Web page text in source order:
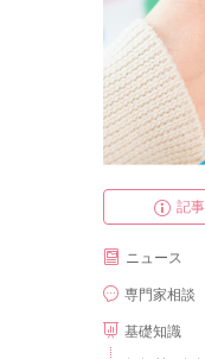
記
ニュース
専門家相談
基礎知識